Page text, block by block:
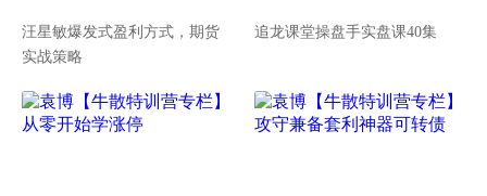
汪星敏爆发式盈利方式，期货
实战策略
追龙课堂操盘手实盘课40集